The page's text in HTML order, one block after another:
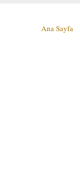
Ana Sayfa